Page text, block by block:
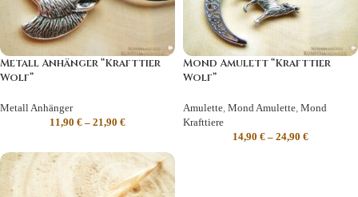
Metall Anhänger “Krafttier
Wolf”
Metall Anhänger
11,90 € – 21,90 €
Mond Amulett “Krafttier
Wolf”
Amulette, Mond Amulette, Mond
Krafttiere
14,90 € – 24,90 €